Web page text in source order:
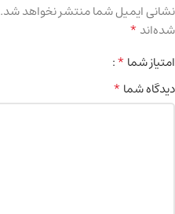
نشانی ایمیل شما منتشر نخواهد شد.
شده‌اند*
امتیاز شما*
دیدگاه شما*